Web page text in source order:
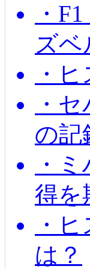
・
ズ
・
・
の記
・
得を
・
は？